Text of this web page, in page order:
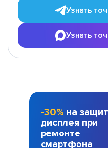
Узнать
Узнать
-30% на
дисплея при
ремонте
смартфона